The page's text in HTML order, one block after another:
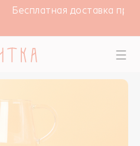
Бесплатная доставка при